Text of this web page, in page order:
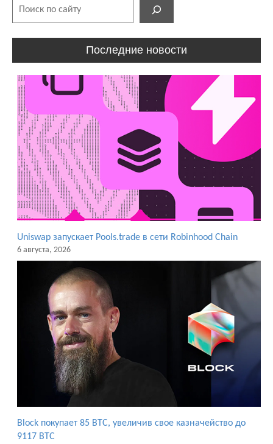
Последние новости
Uniswap запускает Pools.trade в сети Robinhood Chain
6 августа, 2026
Block покупает 85 BTC, увеличив свое казначейство до
9117 BTC